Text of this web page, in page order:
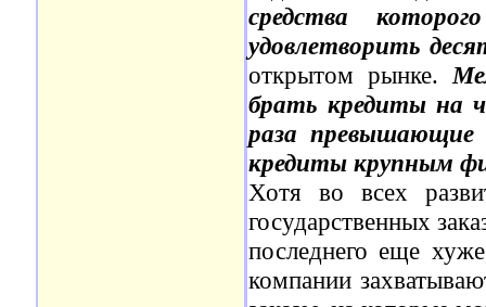
средства
удовлетворить
открытом рынке.
брать кредиты на
раза превышающие
кредиты крупным
Хотя во всех
государственных
последнего еще
компании